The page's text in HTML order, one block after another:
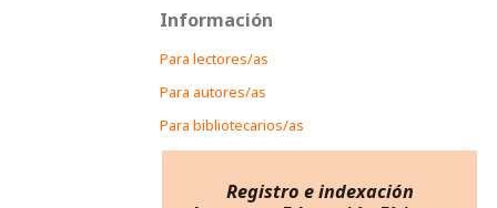
Información
Para lectores/as
Para autores/as
Para bibliotecarios/as
Registro e indexación